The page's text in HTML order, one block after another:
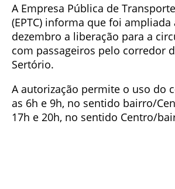
A Empresa Pública de
(EPTC) informa que foi
dezembro a liberação para a
com passageiros pelo corredor
Sertório.
A autorização permite o uso do
as 6h e 9h, no sentido bairro/
17h e 20h, no sentido Centro/